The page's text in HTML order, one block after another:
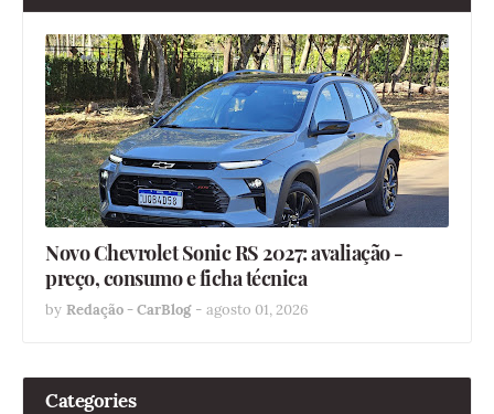
Novo Chevrolet Sonic RS 2027: avaliação -
preço, consumo e ficha técnica
by Redação - CarBlog - agosto 01, 2026
Categories